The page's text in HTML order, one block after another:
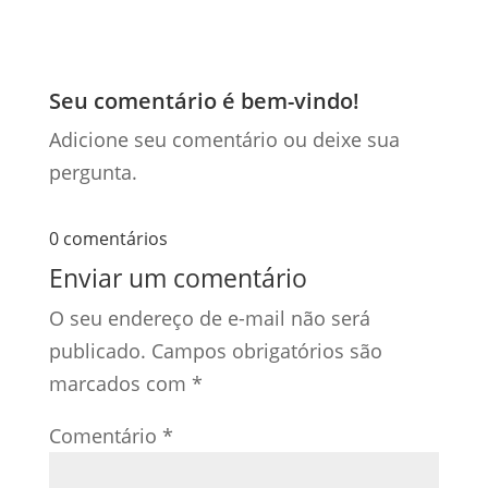
Seu comentário é bem-vindo!
Adicione seu comentário ou deixe sua
pergunta.
0 comentários
Enviar um comentário
O seu endereço de e-mail não será
publicado. Campos obrigatórios são
marcados com *
Comentário *